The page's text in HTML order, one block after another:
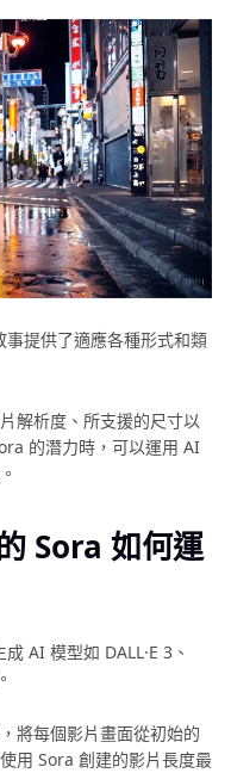
提供了適應各種形式和類
解析度、所支援的尺寸以
的潛力時，可以運用 AI
Sora 如何運
AI 模型如 DALL·E 3、
將每個影片畫面從初始的
用 Sora 創建的影片長度最